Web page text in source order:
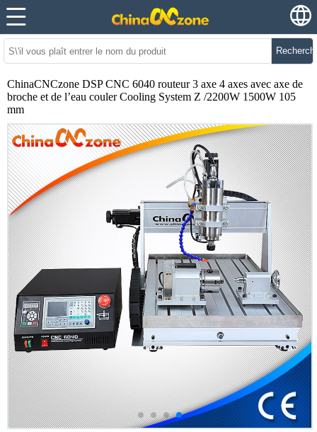
ChinaCNCzone DSP CNC 6040 routeur 3 axe 4 axes avec axe de
broche et de l’eau couler Cooling System Z /2200W 1500W 105
mm